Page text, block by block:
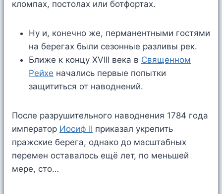
кломпах, постолах или ботфортах.
Ну и, конечно же, перманентными гостями
на берегах были сезонные разливы рек.
Ближе к концу XVIII века в Священном
Рейхе начались первые попытки
защититься от наводнений.
После разрушительного наводнения 1784 года
император Иосиф II приказал укрепить
пражские берега, однако до масштабных
перемен оставалось ещё лет, по меньшей
мере, сто…